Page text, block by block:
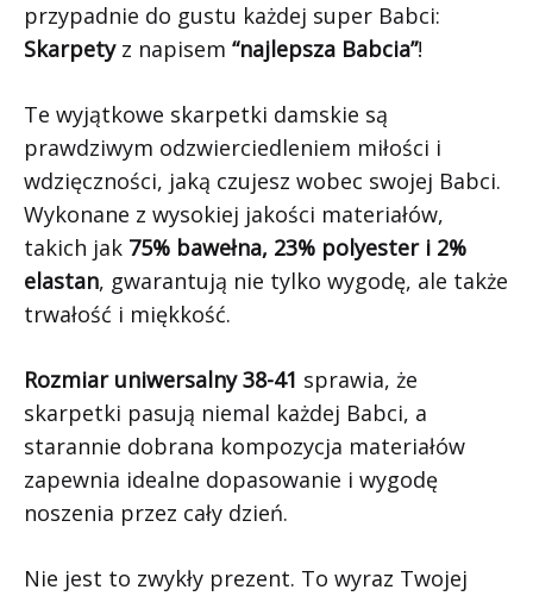
przypadnie do gustu każdej super Babci:
Skarpetyz napisem “najlepsza Babcia”!
Te wyjątkowe skarpetki damskie są
prawdziwym odzwierciedleniem miłości i
wdzięczności, jaką czujesz wobec swojej Babci.
Wykonane z wysokiej jakości materiałów,
takich jak 75% bawełna, 23% polyester i 2%
elastan, gwarantują nie tylko wygodę, ale także
trwałość i miękkość.
Rozmiar uniwersalny 38-41 sprawia, że
skarpetki pasują niemal każdej Babci, a
starannie dobrana kompozycja materiałów
zapewnia idealne dopasowanie i wygodę
noszenia przez cały dzień.
Nie jest to zwykły prezent. To wyraz Twojej